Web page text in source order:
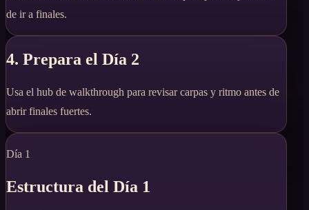
de ir a finales.
4. Prepara el Día 2
Usa el hub de walkthrough para revisar carpas y ritmo antes de
abrir finales fuertes.
Día 1
Estructura del Día 1